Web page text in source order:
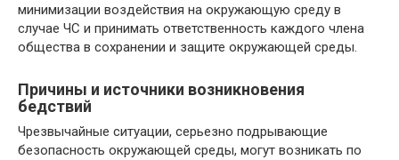
минимизации воздействия на окружающую среду в
случае ЧС и принимать ответственность каждого члена
общества в сохранении и защите окружающей среды.
Причины и источники возникновения
бедствий
Чрезвычайные ситуации, серьезно подрывающие
безопасность окружающей среды, могут возникать по